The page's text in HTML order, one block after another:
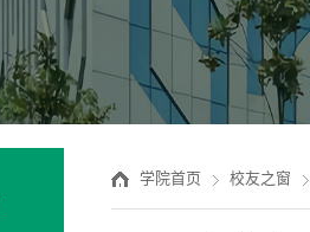
学院首页 校友之窗